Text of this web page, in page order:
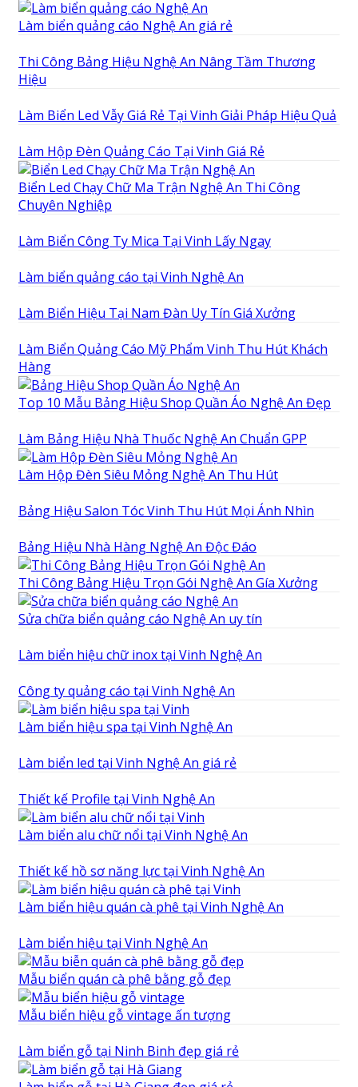
Làm biển quảng cáo Nghệ An giá rẻ
Thi Công Bảng Hiệu Nghệ An Nâng Tầm Thương
Hiệu
Làm Biển Led Vẫy Giá Rẻ Tại Vinh Giải Pháp Hiệu Quả
Làm Hộp Đèn Quảng Cáo Tại Vinh Giá Rẻ
Biển Led Chạy Chữ Ma Trận Nghệ An Thi Công
Chuyên Nghiệp
Làm Biển Công Ty Mica Tại Vinh Lấy Ngay
Làm biển quảng cáo tại Vinh Nghệ An
Làm Biển Hiệu Tại Nam Đàn Uy Tín Giá Xưởng
Làm Biển Quảng Cáo Mỹ Phẩm Vinh Thu Hút Khách
Hàng
Top 10 Mẫu Bảng Hiệu Shop Quần Áo Nghệ An Đẹp
Làm Bảng Hiệu Nhà Thuốc Nghệ An Chuẩn GPP
Làm Hộp Đèn Siêu Mỏng Nghệ An Thu Hút
Bảng Hiệu Salon Tóc Vinh Thu Hút Mọi Ánh Nhìn
Bảng Hiệu Nhà Hàng Nghệ An Độc Đáo
Thi Công Bảng Hiệu Trọn Gói Nghệ An Gía Xưởng
Sửa chữa biển quảng cáo Nghệ An uy tín
Làm biển hiệu chữ inox tại Vinh Nghệ An
Công ty quảng cáo tại Vinh Nghệ An
Làm biển hiệu spa tại Vinh Nghệ An
Làm biển led tại Vinh Nghệ An giá rẻ
Thiết kế Profile tại Vinh Nghệ An
Làm biển alu chữ nổi tại Vinh Nghệ An
Thiết kế hồ sơ năng lực tại Vinh Nghệ An
Làm biển hiệu quán cà phê tại Vinh Nghệ An
Làm biển hiệu tại Vinh Nghệ An
Mẫu biển quán cà phê bằng gỗ đẹp
Mẫu biển hiệu gỗ vintage ấn tượng
Làm biển gỗ tại Ninh Binh đẹp giá rẻ